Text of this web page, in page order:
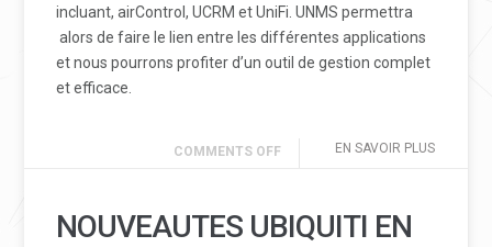
incluant, airControl, UCRM et UniFi.UNMS permettra
alors de faire le lien entre les différentes applications
et nous pourrons profiter d’un outil de gestion complet
et efficace.
EN SAVOIR PLUS
COMMENTS OFF
NOUVEAUTES UBIQUITI EN